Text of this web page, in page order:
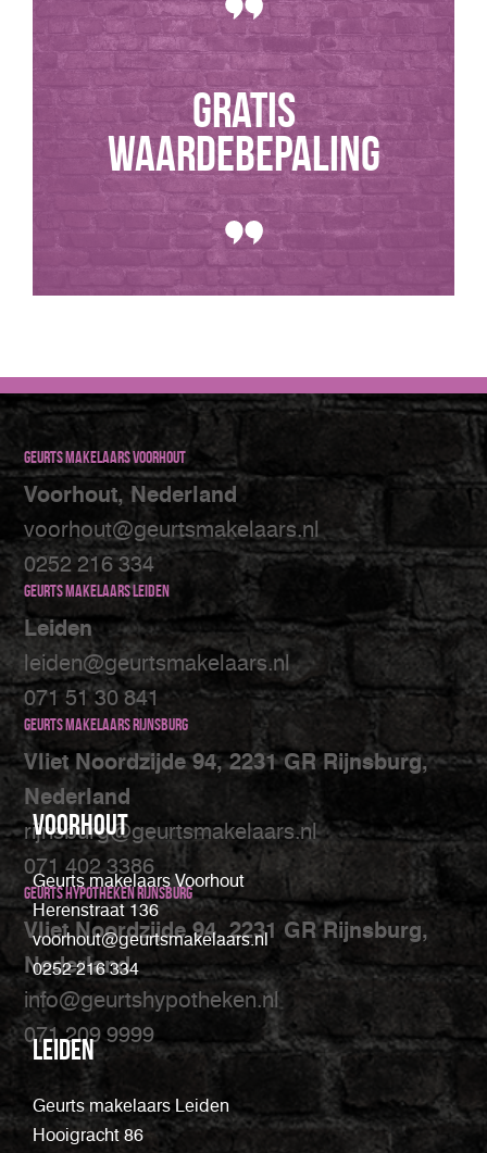
GRATIS
WAARDEBEPALING
Geurts makelaars Voorhout
Voorhout, Nederland
voorhout@geurtsmakelaars.nl
0252 216 334
Geurts makelaars Leiden
Leiden
leiden@geurtsmakelaars.nl
071 51 30 841
Geurts makelaars Rijnsburg
Vliet Noordzijde 94, 2231 GR Rijnsburg,
Nederland
rijnsburg@geurtsmakelaars.nl
071 402 3386
Geurts Hypotheken Rijnsburg
Vliet Noordzijde 94, 2231 GR Rijnsburg,
Nederland
info@geurtshypotheken.nl
071 209 9999
Voorhout
Geurts makelaars Voorhout
Herenstraat 136
voorhout@geurtsmakelaars.nl
0252 216 334
Leiden
Geurts makelaars Leiden
Hooigracht 86